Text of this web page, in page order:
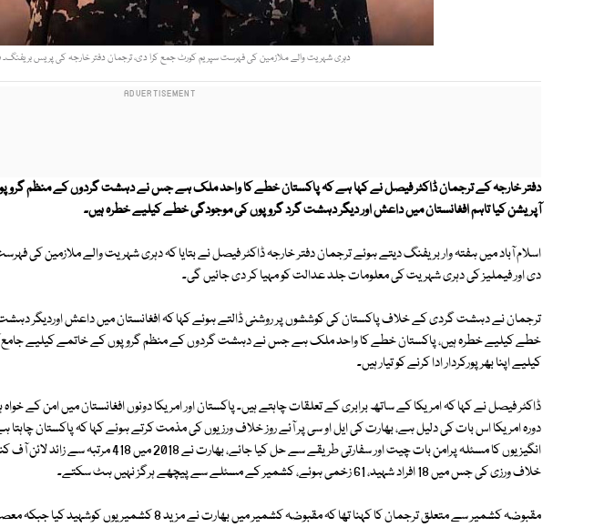
دہری شہریت والے ملازمین کی فہرست سپریم کورٹ جمع کرا دی، ترجمان دفتر خارجہ کی پریس بریفنگ۔
دفتر خارجہ کے ترجمان ڈاکٹر فیصل نے کہا ہے کہ پاکستان خطے کا واحد ملک ہے جس نے دہشت گردوں کے منظم
آپریشن کیا تاہم افغانستان میں داعش اور دیگر دہشت گرد گروپوں کی موجودگی خطے کیلیے خطرہ ہیں۔
اسلام آباد میں ہفتہ وار بریفنگ دیتے ہوئے ترجمان دفتر خارجہ ڈاکٹر فیصل نے بتایا کہ دہری شہریت والے ملازمین کی
دی اور فیملیز کی دہری شہریت کی معلومات جلد عدالت کو مہیا کر دی جائیں گی۔
ترجمان نے دہشت گردی کے خلاف پاکستان کی کوششوں پر روشنی ڈالتے ہوئے کہا کہ افغانستان میں داعش اوردیگر
خطے کیلیے خطرہ ہیں، پاکستان خطے کا واحد ملک ہے جس نے دہشت گردوں کے منظم گروپوں کے خاتمے کیلیے جامع
کیلیے اپنا بھرپورکردار ادا کرنے کو تیار ہیں۔
ڈاکٹر فیصل نے کہا کہ امریکا کے ساتھ برابری کے تعلقات چاہتے ہیں۔ پاکستان اور امریکا دونوں افغانستان میں امن کے
دورہ امریکا اس بات کی دلیل ہے، بھارت کی ایل او سی پر آئے روز خلاف ورزیوں کی مذمت کرتے ہوئے کہا کہ پاکستان چاہتا
انگیزیوں کا مسئلہ پرامن بات چیت اور سفارتی طریقے سے حل کیا
خلاف ورزی کی جس میں 18 افراد شہید، 61 زخمی ہوئے، کشمیر کے مسئلے سے پیچھے ہرگز نہیں ہٹ سکتے۔
مقبوضہ کشمیر سے متعلق ترجمان کا کہنا تھا کہ مقبوضہ کشمیر میں بھارت نے